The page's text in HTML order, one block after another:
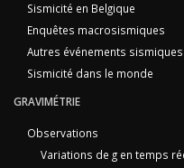
Sismicité en Belgique
Enquêtes macrosismiques
Autres événements sismiques
Sismicité dans le monde
GRAVIMÉTRIE
Observations
Variations de g en temps